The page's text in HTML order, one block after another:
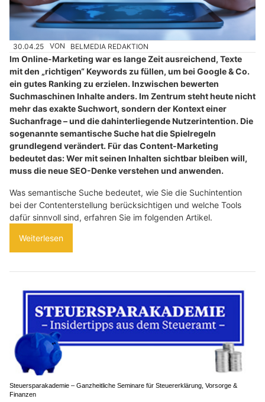
30.04.25 VON BELMEDIA REDAKTION
Im Online-Marketing war es lange Zeit ausreichend, Texte
mit den „richtigen“ Keywords zu füllen, um bei Google & Co.
ein gutes Ranking zu erzielen. Inzwischen bewerten
Suchmaschinen Inhalte anders. Im Zentrum steht heute nicht
mehr das exakte Suchwort, sondern der Kontext einer
Suchanfrage – und die dahinterliegende Nutzerintention. Die
sogenannte semantische Suche hat die Spielregeln
grundlegend verändert. Für das Content-Marketing
bedeutet das: Wer mit seinen Inhalten sichtbar bleiben will,
muss die neue SEO-Denke verstehen und anwenden.
Was semantische Suche bedeutet, wie Sie die Suchintention
bei der Contenterstellung berücksichtigen und welche Tools
dafür sinnvoll sind, erfahren Sie im folgenden Artikel.
Weiterlesen
Steuersparakademie – Ganzheitliche Seminare für Steuererklärung, Vorsorge &
Finanzen